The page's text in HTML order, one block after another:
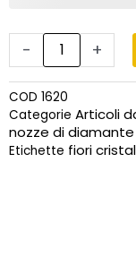
- +
COD 1620
Categorie Articoli
nozze di diamante
Etichette fiori